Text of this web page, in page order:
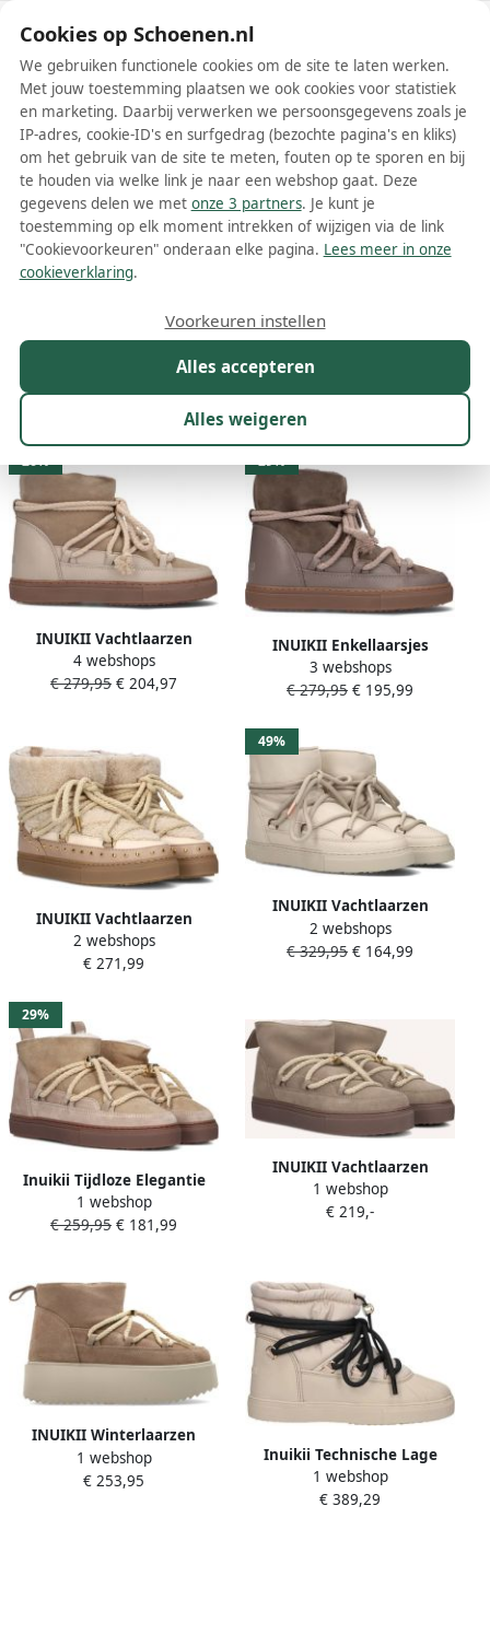
Schoenen.nl
Wis filters Alle filters
Beige INUIKII dames laarzen
Meer lezen
Model Kleur
37 resultaten:
26%
INUIKII Vachtlaarzen
Dames Classic Maat: 37
Materiaal: Suède Kleur:
4 webshops
€ 279,95 € 204,97
29%
INUIKII Enkellaarsjes
Dames Outdoor Snowboots
Damesschoenen Suède
3 webshops
€ 279,95 € 195,99
INUIKII Vachtlaarzen
Dames Curly Rock Maat: 38
Materiaal: Leer Kleur: Beige
2 webshops
€ 271,99
49%
INUIKII Vachtlaarzen
Dames Full Leather Maat:
37 Materiaal: Leer Kleur:
2 webshops
€ 329,95 € 164,99
29%
Inuikii Tijdloze Elegantie
Gecombineerd met
Functionaliteit Lage
1 webshop
€ 259,95 € 181,99
INUIKII Vachtlaarzen
Dames Classic Low Maat: 36
Materiaal: Suède Kleur:
1 webshop
€ 219,-
INUIKII Winterlaarzen
Classic Low Platform in
beige
1 webshop
€ 253,95
Inuikii Technische Lage
Laarzen Beige Dames
1 webshop
€ 389,29
Cookies op Schoenen.nl
We gebruiken functionele cookies om de site te laten werken.
Met jouw toestemming plaatsen we ook cookies voor statistiek
en marketing. Daarbij verwerken we persoonsgegevens zoals je
IP-adres, cookie-ID's en surfgedrag (bezochte pagina's en kliks)
om het gebruik van de site te meten, fouten op te sporen en bij
te houden via welke link je naar een webshop gaat. Deze
gegevens delen we met onze 3 partners. Je kunt je
toestemming op elk moment intrekken of wijzigen via de link
"Cookievoorkeuren" onderaan elke pagina. Lees meer in onze
cookieverklaring.
Alles accepteren
Alles weigeren
Voorkeuren instellen